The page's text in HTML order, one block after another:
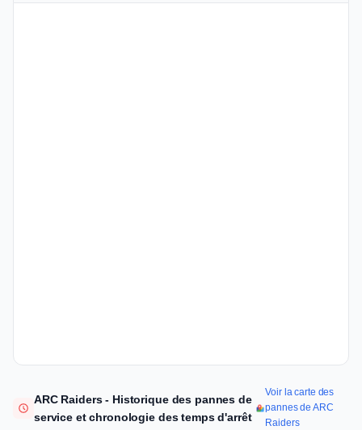
ARC Raiders - Historique des pannes de
service et chronologie des temps d'arrêt
Voir la carte des
pannes de ARC
Raiders